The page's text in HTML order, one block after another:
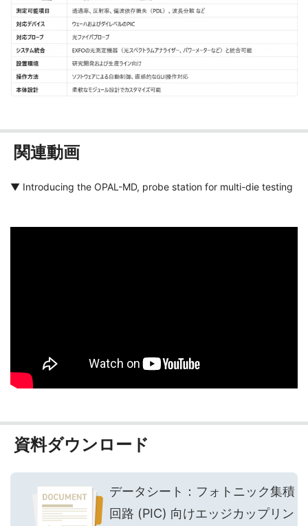
関連動画
▼ Introducing the OPAL-MD, probe station for multi-die testing
資料ダウンロード
データシート：フォトニック集積
回路 (PIC) 向けエッジカップリン